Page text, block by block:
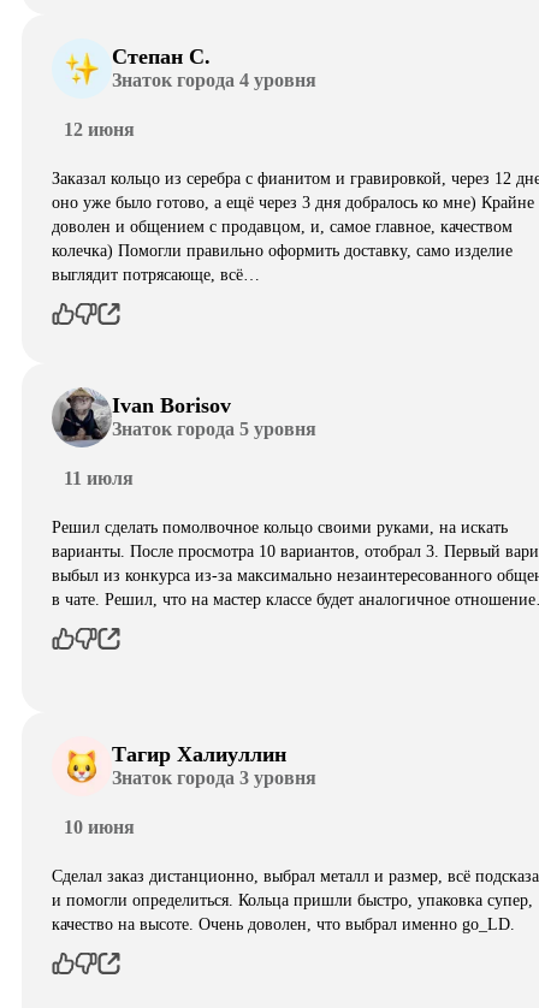
Степан С.
Знаток города 4 уровня
12 июня
Заказал кольцо из серебра с фианитом и гравировкой, через 12
оно уже было готово, а ещё через 3 дня добралось ко мне) Крайне
доволен и общением с продавцом, и, самое главное, качеством
колечка) Помогли правильно оформить доставку, само изделие
выглядит потрясающе, всë…
Ivan Borisov
Знаток города 5 уровня
11 июля
Решил сделать помолвочное кольцо своими руками, на искать
варианты. После просмотра 10 вариантов, отобрал 3. Первый
выбыл из конкурса из-за максимально незаинтересованного
в чате. Решил, что на мастер классе будет аналогичное
Тагир Халиуллин
Знаток города 3 уровня
10 июня
Сделал заказ дистанционно, выбрал металл и размер, всё
и помогли определиться. Кольца пришли быстро, упаковка супер,
качество на высоте. Очень доволен, что выбрал именно go_LD.